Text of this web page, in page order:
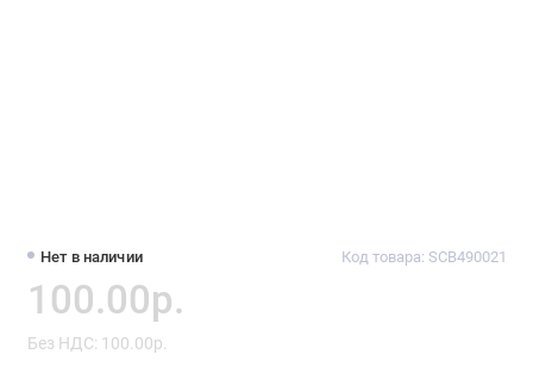
Нет в наличии Код товара: SCB490021
100.00р.
Без НДС: 100.00р.